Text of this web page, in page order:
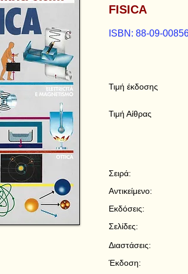
FISICA
ISBN: 88-09-
Τιμή έκδοσης
Τιμή Αίθρας
Σειρά:
Αντικείμενο:
Εκδόσεις:
Σελίδες:
Διαστάσεις:
Έκδοση: